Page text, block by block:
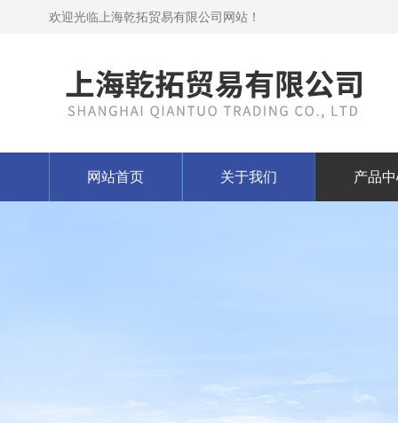
欢迎光临上海乾拓贸易有限公司网站！
网站首页 关于我们 产品